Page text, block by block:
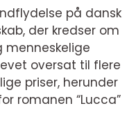
på dansk
der kredser om
menneskelige
oversat til flere
priser, herunder
romanen “Lucca”